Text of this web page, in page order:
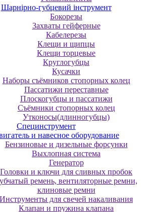
Шарнірно-губцевий інструмент
Бокорезы
Захваты гейферные
Кабелерезы
Клещи и щипцы
Клещи торцевые
Круглогубцы
Кусачки
Наборы съёмников стопорных колец
Пассатижи переставные
Плоскогубцы и пассатижи
Съёмники стопорных колец
Утконосы(длинногубцы)
Специнструмент
и навесное оборудование
Бензиновые и дизельные форсунки
Выхлопная система
Генератор
Головки и ключи для сливных пробок
ремень, вентиляторные ремни,
клиновые ремни
Инструменты для свечей накаливания
Клапан и пружина клапана